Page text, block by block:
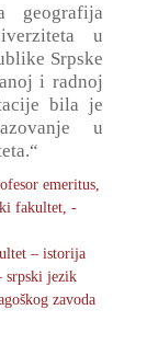
geografija
u
Srpske
i radnoj
bila je
u
emeritus,
fakultet, -
– istorija
srpski jezik
zavoda